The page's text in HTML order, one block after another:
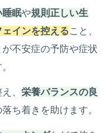
睡眠や規則正しい生
インを控えること、
が不安症の予防や症状
え、栄養バランスの良
ち着きを助けます。